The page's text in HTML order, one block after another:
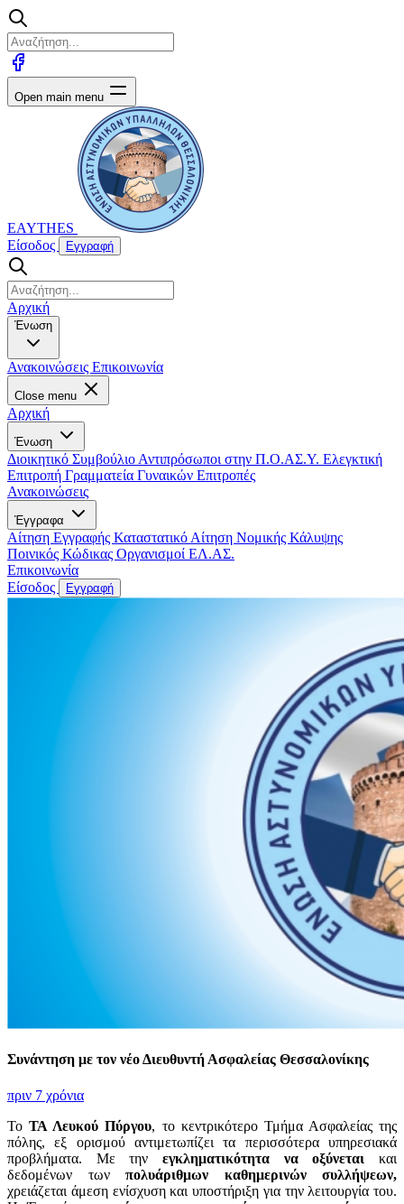
Open main menu
EAYTHES
Είσοδος
Εγγραφή
Αρχική
Ένωση
Ανακοινώσεις Επικοινωνία
Close menu
Αρχική
Ένωση
Διοικητικό Συμβούλιο Αντιπρόσωποι στην Π.Ο.ΑΣ.Υ. Ελεγκτική
Επιτροπή Γραμματεία Γυναικών Επιτροπές
Ανακοινώσεις
Έγγραφα
Αίτηση Εγγραφής Καταστατικό Αίτηση Νομικής Κάλυψης
Ποινικός Κώδικας Οργανισμοί ΕΛ.ΑΣ.
Επικοινωνία
Είσοδος
Εγγραφή
Συνάντηση με τον νέο Διευθυντή Ασφαλείας Θεσσαλονίκης
πριν 7 χρόνια
ΤοΤΑ Λευκού Πύργου, το κεντρικότερο Τμήμα Ασφαλείας της
πόλης, εξ ορισμού αντιμετωπίζει τα περισσότερα υπηρεσιακά
προβλήματα. Με την εγκληματικότητα να οξύνεται και
δεδομένων των πολυάριθμων καθημερινών συλλήψεων,
χρειάζεται άμεση ενίσχυση και υποστήριξη για την λειτουργία του.